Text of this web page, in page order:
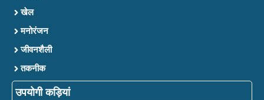
खेल
मनोरंजन
जीवनशैली
तकनीक
उपयोगी कड़ियां